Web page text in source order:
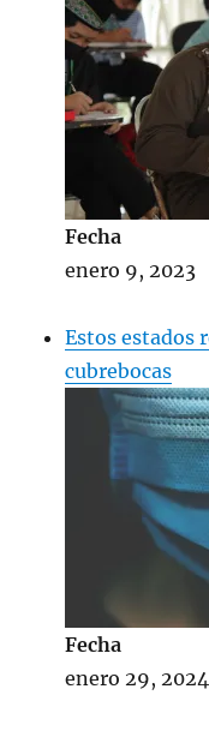
Fecha
enero 9, 2023
Estos estados
cubrebocas
Fecha
enero 29, 2024